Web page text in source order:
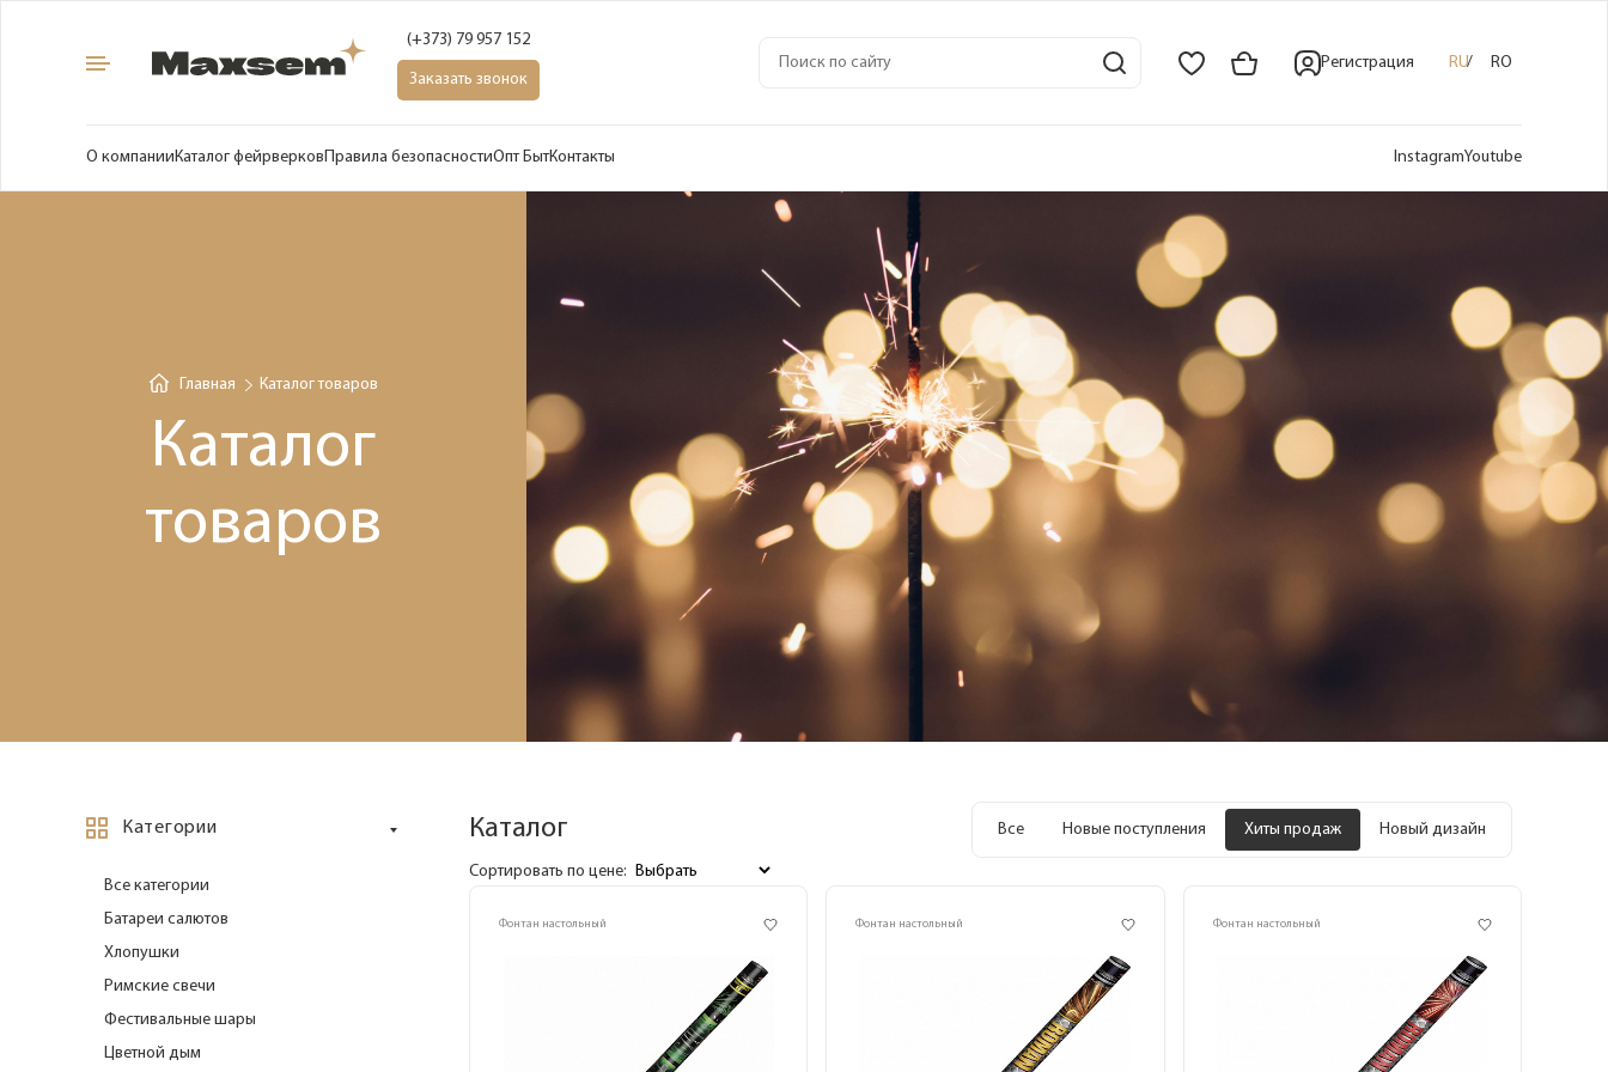
(+373) 79 957 152
Заказать звонок
Регистрация RU RO
О компанииКаталог фейрверковПравила безопасностиОпт БытКонтакты InstagramYoutube
Главная Каталог товаров
Каталог
товаров
Категории
Все категории
Батареи салютов
Хлопушки
Римские свечи
Фестивальные шары
Цветной дым
Каталог Все Новые поступления Хиты продаж Новый дизайн
Сортировать по цене:
Фонтан настольный Фонтан настольный Фонтан настольный